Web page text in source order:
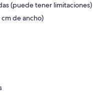
(puede tener limitaciones)
de ancho)